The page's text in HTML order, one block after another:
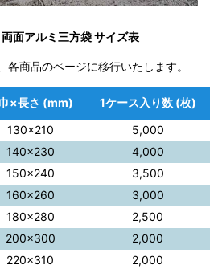
面アルミ三方袋 サイズ表
商品のページに移行いたします。
×長さ (mm)
1ケース入り数 (枚)
130×210
5,000
140×230
4,000
150×240
3,500
160×260
3,000
180×280
2,500
200×300
2,000
220×310 2,000